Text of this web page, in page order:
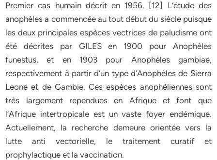
Premier cas humain décrit en 1956. [12] L’étude des
anophèles a commencée au tout début du siècle puisque
les deux principales espèces vectrices de paludisme ont
été décrites par GILES en 1900 pour Anophèles
funestus, et en 1903 pour Anophèles gambiae,
respectivement à partir d’un type d’Anophèles de Sierra
Leone et de Gambie. Ces espèces anophèliennes sont
très largement rependues en Afrique et font que
l’Afrique intertropicale est un vaste foyer endémique.
Actuellement, la recherche demeure orientée vers la
lutte anti vectorielle, le traitement curatif et
prophylactique et la vaccination.